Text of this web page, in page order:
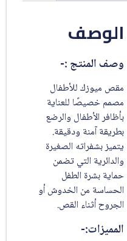
الوصف
وصف المنتج :-
مقص ميوزك للأطفال
مصمم خصيصًا للعناية
بأظافر الأطفال والرضع
بطريقة آمنة ودقيقة.
يتميز بشفراته الصغيرة
والدائرية التي تضمن
حماية بشرة الطفل
الحساسة من الخدوش أو
الجروح أثناء القص.
المميزات:-